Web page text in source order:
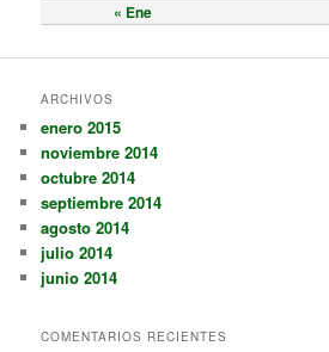
« Ene
ARCHIVOS
enero 2015
noviembre 2014
octubre 2014
septiembre 2014
agosto 2014
julio 2014
junio 2014
COMENTARIOS RECIENTES